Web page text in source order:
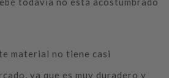
material no tiene casi
ya que es muy duradero y